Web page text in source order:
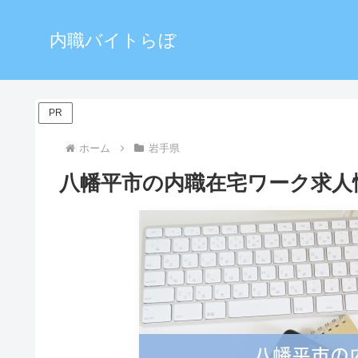
内職バイトらぼ
PR
ホーム 岩手県
八幡平市の内職在宅ワーク求人